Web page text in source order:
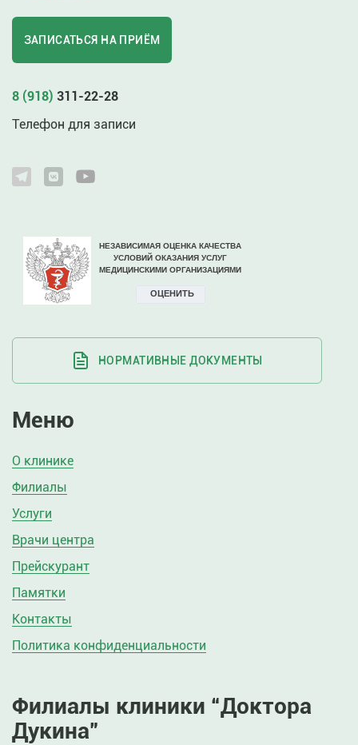
ЗАПИСАТЬСЯ НА ПРИЁМ
8 (918) 311-22-28
Телефон для записи
НОРМАТИВНЫЕ ДОКУМЕНТЫ
Меню
О клинике
Филиалы
Услуги
Врачи центра
Прейскурант
Памятки
Контакты
Политика конфиденциальности
Филиалы клиники “Доктора
Дукина”